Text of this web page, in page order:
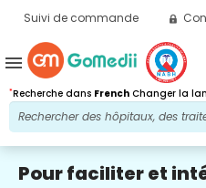
Suivi de commande
*Recherche dans French Changer la
menu
Pour faciliter et